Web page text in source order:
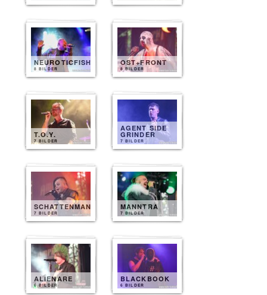
NEUROTICFISH
8 BILDER
OST+FRONT
8 BILDER
T.O.Y.
7 BILDER
AGENT SIDE
GRINDER
7 BILDER
SCHATTENMANN
7 BILDER
MANNTRA
7 BILDER
ALIENARE
6 BILDER
BLACKBOOK
6 BILDER